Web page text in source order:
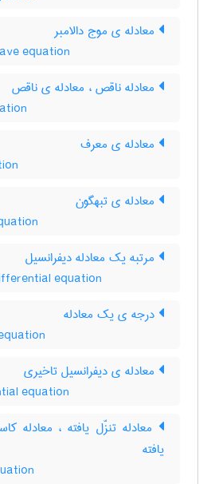
معادله ی موج دالامبر
equation
معادله ناقص ، معادله ی ناقص
معادله ی معرف
معادله ی تبهگون
مرتبه یک معادله دیفرانسیل
equation
درجه ی یک معادله
معادله ی دیفرانسیل تاخیری
equation
معادله تنزّل یافته ، معادله
یافته